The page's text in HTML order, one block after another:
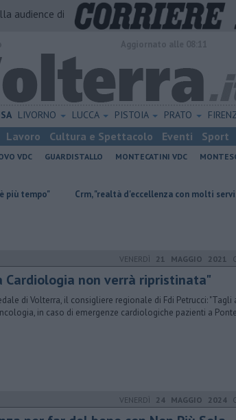
audience di
LIVORNO LUCCA PISTOIA PRATO
Lavoro Cultura e Spettacolo Eventi Sport
VDC GUARDISTALLO MONTECATINI VDC
Crm, "realtà d'eccellenza con molti servizi e 46 posti"
VENERDÌ 21 MAGGIO 2021
Cardiologia non verrà ripristinata"
di Volterra, il consigliere regionale di Fdi Petrucci: "Tagli
in caso di emergenze cardiologiche pazienti a
VENERDÌ 24 MAGGIO 2024